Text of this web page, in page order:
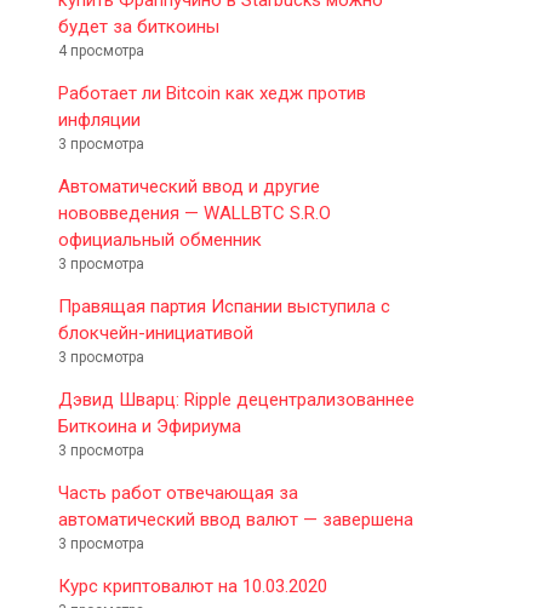
будет за биткоины
4 просмотра
Работает ли Bitcoin как хедж против
инфляции
3 просмотра
Автоматический ввод и другие
нововведения — WALLBTC S.R.O
официальный обменник
3 просмотра
Правящая партия Испании выступила с
блокчейн-инициативой
3 просмотра
Дэвид Шварц: Ripple децентрализованнее
Биткоина и Эфириума
3 просмотра
Часть работ отвечающая за
автоматический ввод валют — завершена
3 просмотра
Курс криптовалют на 10.03.2020